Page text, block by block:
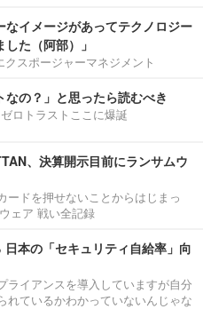
なイメージがあってテクノロジー
た（阿部）」
スポージャーマネジメント
なの？」と思ったら読むべき
ロトラストここに爆誕
、決算開示目前にランサムウ
ードを押せないことからはじまっ
ェア 戦い全記録
本の「セキュリティ自給率」向
ライアンスを導入していますが自分
れているかわかっていないんじゃな